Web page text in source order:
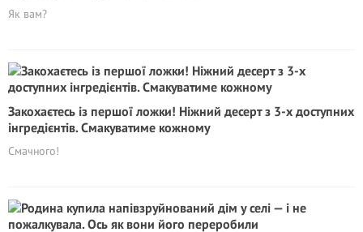
Як вам?
Закохаєтесь із першої ложки! Ніжний десерт з 3-х доступних
інгредієнтів. Смакуватиме кожному
Смачного!